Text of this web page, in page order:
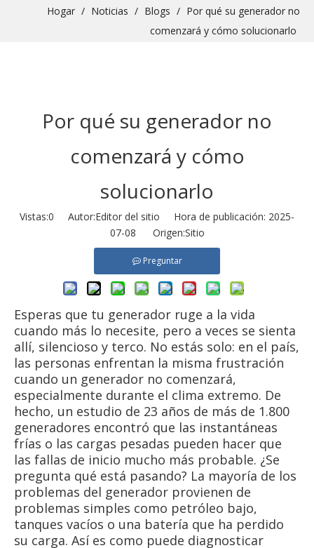
Hogar / Noticias / Blogs / Por qué su generador no
comenzará y cómo solucionarlo
Por qué su generador no
comenzará y cómo
solucionarlo
Vistas:0 Autor:Editor del sitio Hora de publicación: 2025-
07-08 Origen:Sitio
Preguntar
Esperas que tu generador ruge a la vida
cuando más lo necesite, pero a veces se sienta
allí, silencioso y terco. No estás solo: en el país,
las personas enfrentan la misma frustración
cuando un generador no comenzará,
especialmente durante el clima extremo. De
hecho, un estudio de 23 años de más de 1.800
generadores encontró que las instantáneas
frías o las cargas pesadas pueden hacer que
las fallas de inicio mucho más probable. ¿Se
pregunta qué está pasando? La mayoría de los
problemas del generador provienen de
problemas simples como petróleo bajo,
tanques vacíos o una batería que ha perdido
su carga. Así es como puede diagnosticar